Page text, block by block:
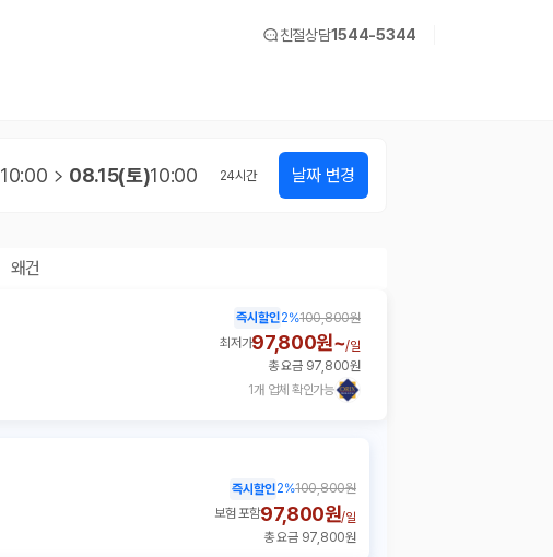
친절상담1544-5344
10:00 08.15(토)10:00 24시간 날짜 변경
왜건
1개 업체 확인가능
즉시할인2%100,800원
최저가97,800원~/일
총 요금 97,800원
즉시할인2%100,800원
보험 포함97,800원/일
총 요금 97,800원